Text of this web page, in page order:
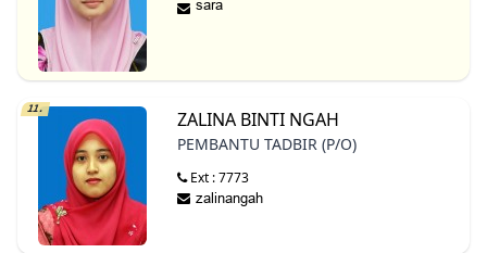
11. ZALINA BINTI NGAH
PEMBANTU TADBIR (P/O)
Ext : 7773